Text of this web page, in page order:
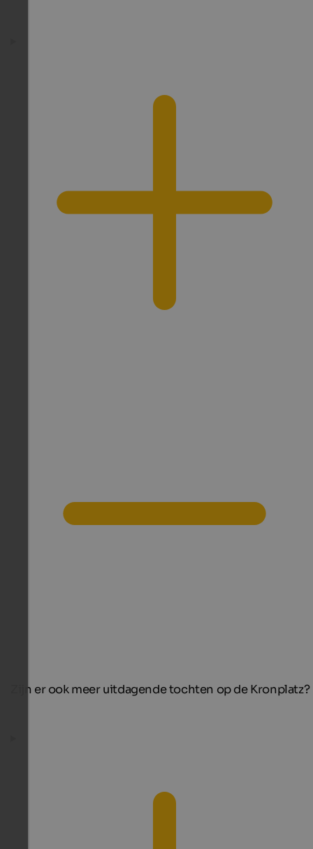
Zijn er ook meer uitdagende tochten op de Kronplatz?